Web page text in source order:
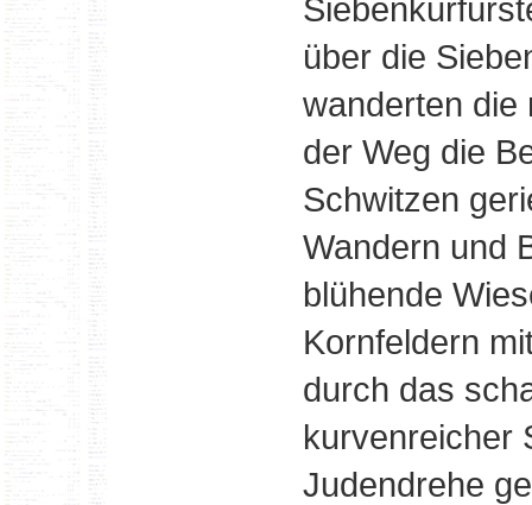
über die
wanderten die
der Weg die
Schwitzen
Wandern und
blühende
Kornfeldern
durch das
kurvenreicher
Judendrehe